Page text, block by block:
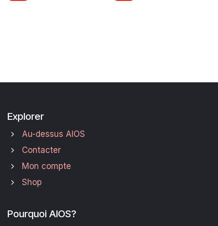
Explorer
Au-dessus AIOS
Contacter
Mon compte
Shop
Pourquoi AIOS?